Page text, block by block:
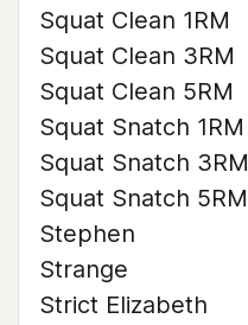
Squat Clean 1RM
Squat Clean 3RM
Squat Clean 5RM
Squat Snatch 1RM
Squat Snatch 3RM
Squat Snatch 5RM
Stephen
Strange
Strict Elizabeth